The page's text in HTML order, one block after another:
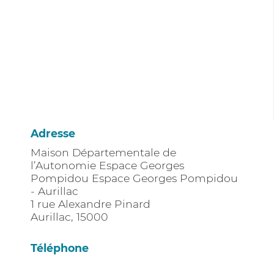
Adresse
Maison Départementale de
l’Autonomie Espace Georges
Pompidou Espace Georges Pompidou
- Aurillac
1 rue Alexandre Pinard
Aurillac, 15000
Téléphone